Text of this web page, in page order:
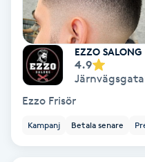
Gellack med förstärkning
Gravidmassage
Gravidyoga
Gruppträning
EZZO SALONG
4.9
Ezzo Frisör
Kampanj Betala senare